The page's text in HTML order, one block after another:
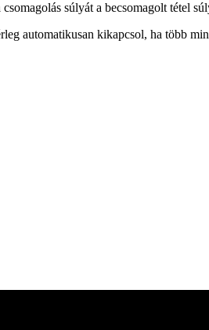
súlyát a becsomagolt tétel
automatikusan kikapcsol, ha több